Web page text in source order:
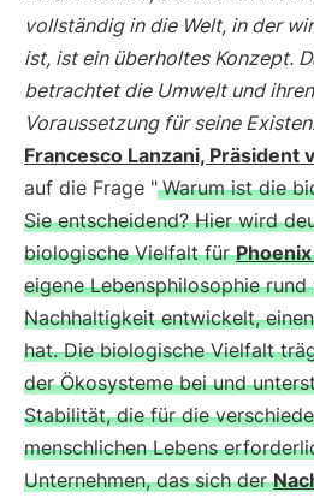
vollständig in die Welt, in der
ist, ist ein überholtes Konzept.
betrachtet die Umwelt und
Voraussetzung für seine
Francesco Lanzani, Präsident
auf die Frage " Warum ist die
Sie entscheidend? Hier wird
biologische Vielfalt für
eigene Lebensphilosophie
Nachhaltigkeit entwickelt,
hat. Die biologische Vielfalt
der Ökosysteme bei und
Stabilität, die für die
menschlichen Lebens
Unternehmen, das sich der